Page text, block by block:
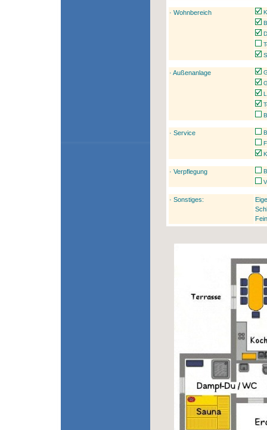
· Wohnbereich
· Außenanlage
· Service
· Verpflegung
· Sonstiges: